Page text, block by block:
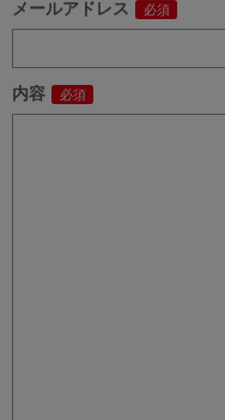
メールアドレス
内容